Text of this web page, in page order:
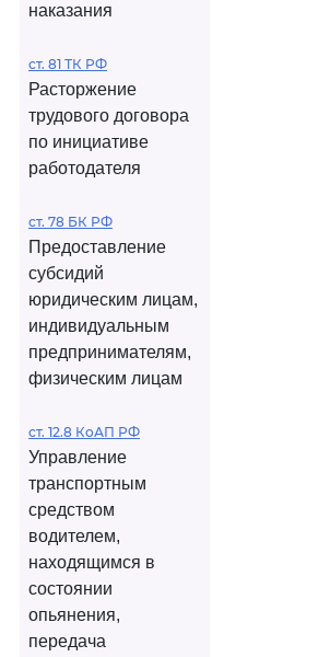
наказания
ст. 81 ТК РФ
Расторжение
трудового договора
по инициативе
работодателя
ст. 78 БК РФ
Предоставление
субсидий
юридическим лицам,
индивидуальным
предпринимателям,
физическим лицам
ст. 12.8 КоАП РФ
Управление
транспортным
средством
водителем,
находящимся в
состоянии
опьянения,
передача